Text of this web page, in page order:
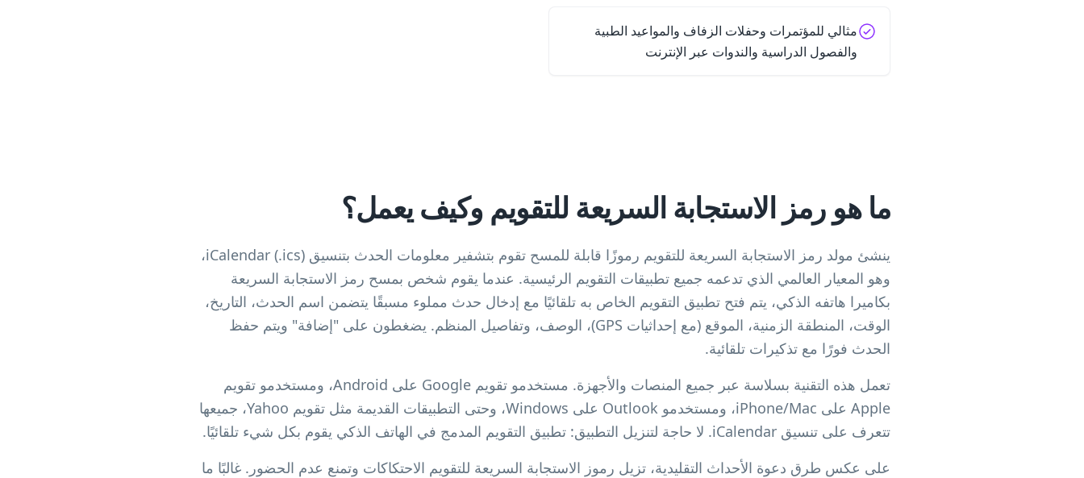
مثالي للمؤتمرات وحفلات الزفاف والمواعيد الطبية
والفصول الدراسية والندوات عبر الإنترنت
ما هو رمز الاستجابة السريعة للتقويم وكيف يعمل؟
ينشئ مولد رمز الاستجابة السريعة للتقويم رموزًا قابلة للمسح تقوم بتشفير معلومات الحدث بتنسيق iCalendar (.ics)،
وهو المعيار العالمي الذي تدعمه جميع تطبيقات التقويم الرئيسية. عندما يقوم شخص بمسح رمز الاستجابة السريعة
بكاميرا هاتفه الذكي، يتم فتح تطبيق التقويم الخاص به تلقائيًا مع إدخال حدث مملوء مسبقًا يتضمن اسم الحدث، التاريخ،
الوقت، المنطقة الزمنية، الموقع (مع إحداثيات GPS)، الوصف، وتفاصيل المنظم. يضغطون على "إضافة" ويتم حفظ
الحدث فورًا مع تذكيرات تلقائية.
تعمل هذه التقنية بسلاسة عبر جميع المنصات والأجهزة. مستخدمو تقويم Google على Android، ومستخدمو تقويم
Apple على iPhone/Mac، ومستخدمو Outlook على Windows، وحتى التطبيقات القديمة مثل تقويم Yahoo، جميعها
تتعرف على تنسيق iCalendar. لا حاجة لتنزيل التطبيق: تطبيق التقويم المدمج في الهاتف الذكي يقوم بكل شيء تلقائيًا.
على عكس طرق دعوة الأحداث التقليدية، تزيل رموز الاستجابة السريعة للتقويم الاحتكاكات وتمنع عدم الحضور. غالبًا ما